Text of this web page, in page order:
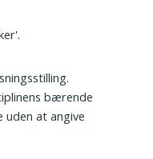
bærende
uden at angive